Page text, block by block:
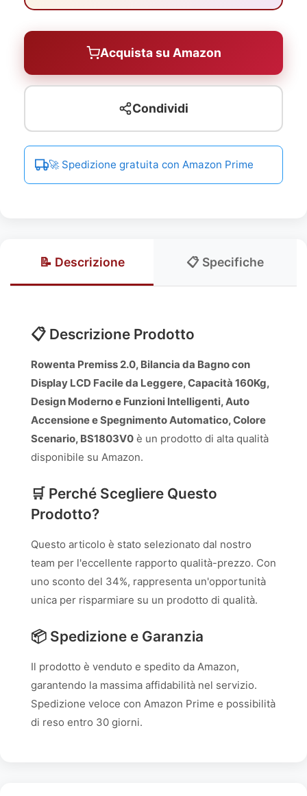
Acquista su Amazon
Condividi
🚀 Spedizione gratuita con Amazon Prime
📝 Descrizione 📋 Specifiche
📋 Descrizione Prodotto
Rowenta Premiss 2.0, Bilancia da Bagno con
Display LCD Facile da Leggere, Capacità 160Kg,
Design Moderno e Funzioni Intelligenti, Auto
Accensione e Spegnimento Automatico, Colore
Scenario, BS1803V0 è un prodotto di alta qualità
disponibile su Amazon.
🛒 Perché Scegliere Questo
Prodotto?
Questo articolo è stato selezionato dal nostro
team per l'eccellente rapporto qualità-prezzo. Con
uno sconto del 34%, rappresenta un'opportunità
unica per risparmiare su un prodotto di qualità.
📦 Spedizione e Garanzia
Il prodotto è venduto e spedito da Amazon,
garantendo la massima affidabilità nel servizio.
Spedizione veloce con Amazon Prime e possibilità
di reso entro 30 giorni.